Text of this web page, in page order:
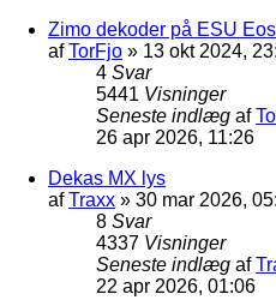
Zimo dekoder på ESU
afTorFjo » 13 okt 2024,
4 Svar
5441 Visninger
Seneste indlæg af
26 apr 2026, 11:26
Dekas MX lys
afTraxx » 30 mar 2026,
8 Svar
4337 Visninger
Seneste indlæg af
22 apr 2026, 01:06